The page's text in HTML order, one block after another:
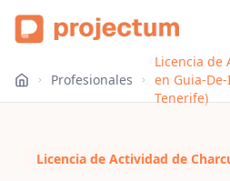
Profesionales
Licencia de
en Guia-
Tenerife)
Licencia de Actividad de